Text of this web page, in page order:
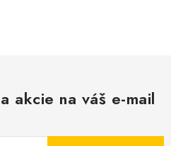
akcie na váš e-mail